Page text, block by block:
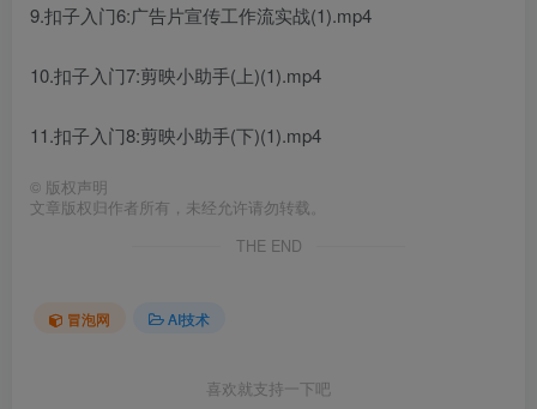
9.扣子入门6:广告片宣传工作流实战(1).mp4
10.扣子入门7:剪映小助手(上)(1).mp4
11.扣子入门8:剪映小助手(下)(1).mp4
© 版权声明
文章版权归作者所有，未经允许请勿转载。
THE END
冒泡网 AI技术
喜欢就支持一下吧